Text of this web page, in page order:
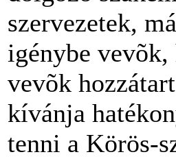
szervezetek,
igénybe vevõk,
vevõk
kívánja
tenni a Körös-